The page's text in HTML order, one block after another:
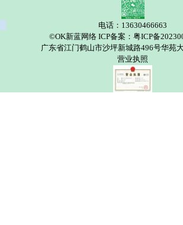
电话：13630466663
©OK新蓝网络 ICP备案：粤ICP备
广东省江门鹤山市沙坪新城路496号华苑
营业执照